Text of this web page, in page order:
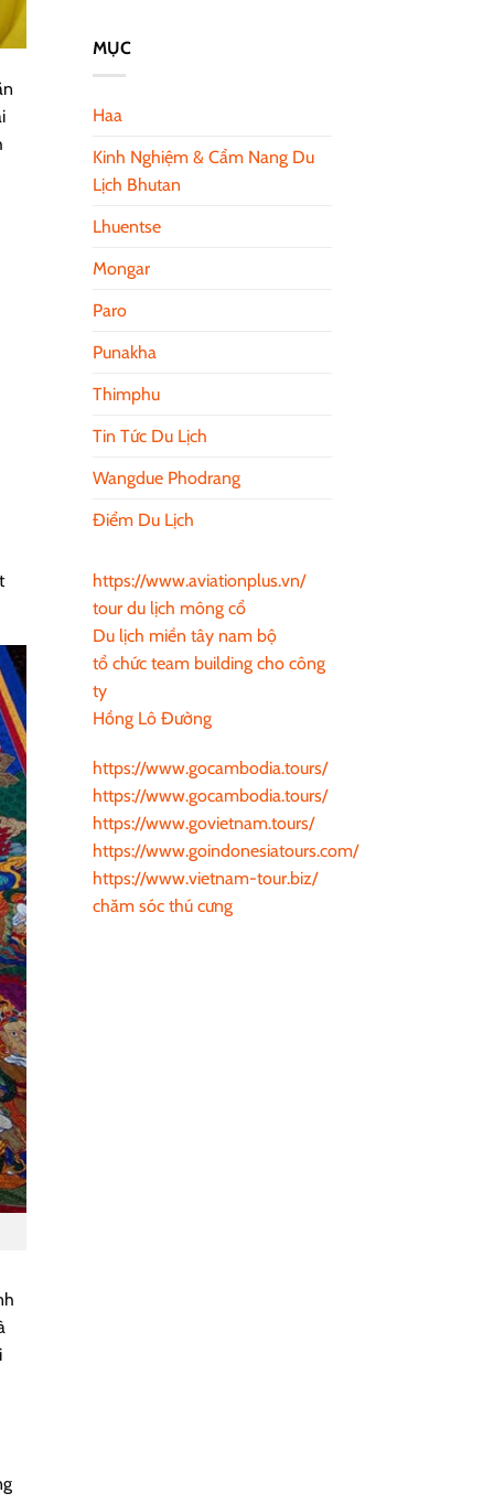
MỤC
Haa
Kinh Nghiệm & Cẩm Nang Du
Lịch Bhutan
Lhuentse
Mongar
Paro
Punakha
Thimphu
Tin Tức Du Lịch
Wangdue Phodrang
Điểm Du Lịch
https://www.aviationplus.vn/
tour du lịch mông cổ
Du lịch miền tây nam bộ
tổ chức team building cho công
ty
Hồng Lô Đường
https://www.gocambodia.tours/
https://www.gocambodia.tours/
https://www.govietnam.tours/
https://www.goindonesiatours.com/
https://www.vietnam-tour.biz/
chăm sóc thú cưng